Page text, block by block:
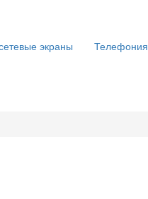
экраны Телефония